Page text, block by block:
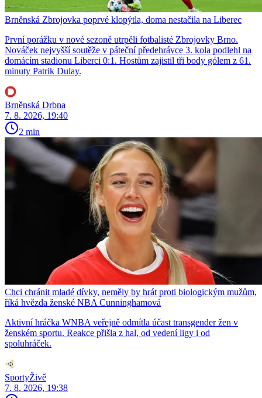
Brněnská Zbrojovka poprvé klopýtla, doma nestačila na Liberec
První porážku v nové sezoně utrpěli fotbalisté Zbrojovky Brno.
Nováček nejvyšší soutěže v páteční předehrávce 3. kola podlehl na
domácím stadionu Liberci 0:1. Hostům zajistil tři body gólem z 61.
minuty Patrik Dulay.
Brněnská Drbna
7. 8. 2026, 19:40
2 min
Chci chránit mladé dívky, neměly by hrát proti biologickým mužům,
říká hvězda ženské NBA Cunninghamová
Aktivní hráčka WNBA veřejně odmítla účast transgender žen v
ženském sportu. Reakce přišla z hal, od vedení ligy i od
spoluhráček.
SportyŽivě
7. 8. 2026, 19:38